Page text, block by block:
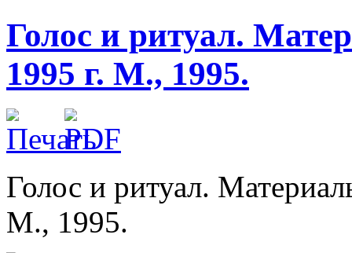
Голос и ритуал.
1995 г. М., 1995.
Голос и ритуал.
М., 1995.